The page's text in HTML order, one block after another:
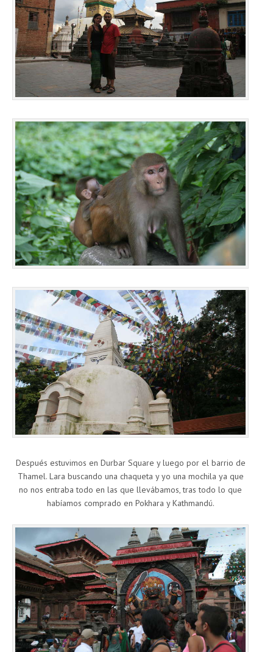
Después estuvimos en Durbar Square y luego por el barrio de
Thamel. Lara buscando una chaqueta y yo una mochila ya que
no nos entraba todo en las que llevábamos, tras todo lo que
habíamos comprado en Pokhara y Kathmandú.